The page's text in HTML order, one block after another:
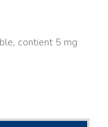
contient 5 mg